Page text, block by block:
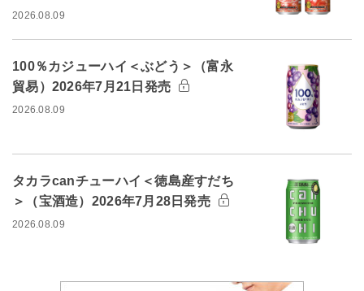
2026.08.09
100％カジューハイ＜ぶどう＞（富永
貿易）2026年7月21日発売
2026.08.09
タカラcanチューハイ＜徳島産すだち
＞（宝酒造）2026年7月28日発売
2026.08.09